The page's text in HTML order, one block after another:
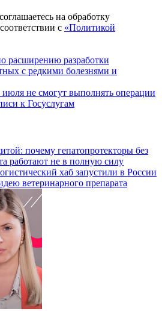
на обработку
с «Политикой
расширению разработки
с редкими болезнями и
не смогут выполнять операции
к Госуслугам
почему гепатопротекторы без
работают не в полную силу
хаб запустили в России
ветеринарного препарата